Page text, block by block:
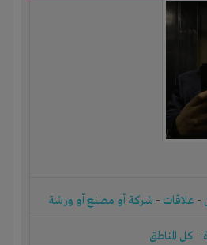
- علاقات - شركة أو مصنع أو ورشة
- كل المناطق